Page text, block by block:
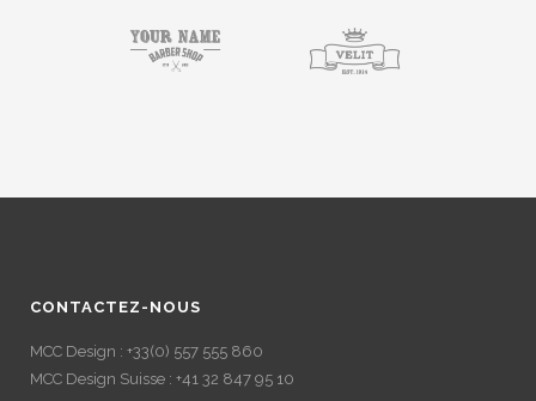
CONTACTEZ-NOUS
MCC Design : +33(0) 557 555 860
MCC Design Suisse : +41 32 847 95 10